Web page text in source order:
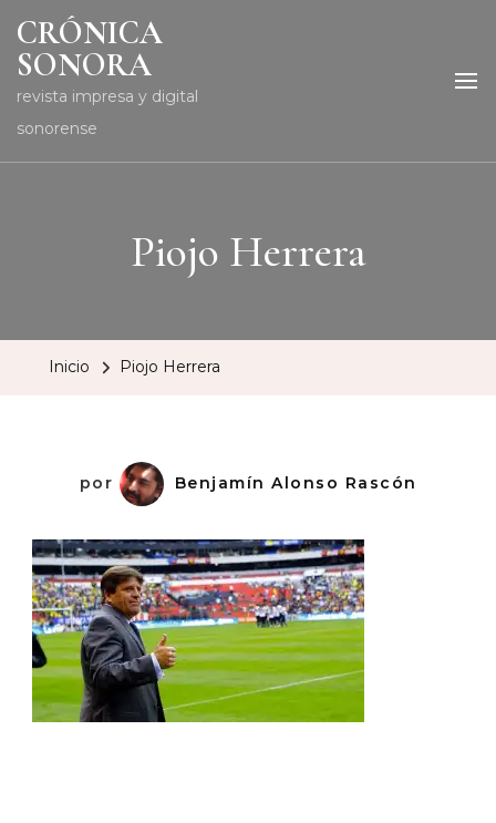
CRÓNICA
SONORA
revista impresa y digital
sonorense
Piojo Herrera
Inicio Piojo Herrera
por Benjamín Alonso Rascón